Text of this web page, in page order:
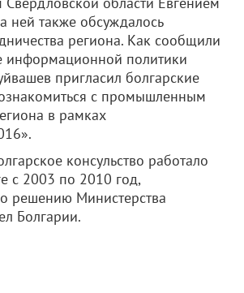
ней также обсуждалось
региона. Как сообщили
информационной политики
пригласил болгарские
с промышленным
в рамках
консульство работало
с 2003 по 2010 год,
решению Министерства
Болгарии.